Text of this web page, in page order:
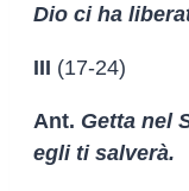
Dio ci ha
III (17-24)
Ant. Getta nel
egli ti salverà.